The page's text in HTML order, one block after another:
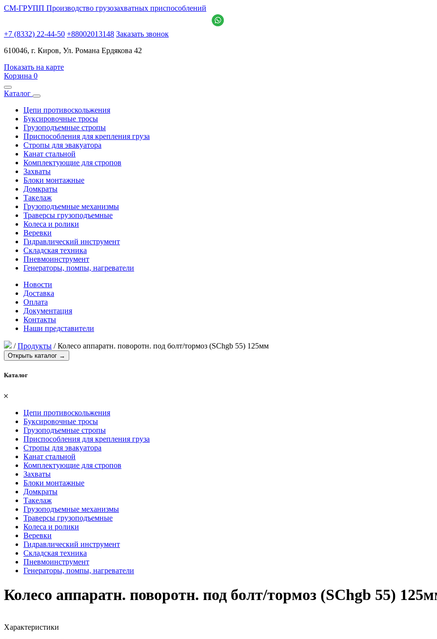
СМ-ГРУПП Производство грузозахватных приспособлений
+7 (8332) 22-44-50 +88002013148 Заказать звонок
610046, г. Киров, Ул. Романа Ердякова 42
Показать на карте
Корзина 0
Каталог
Цепи противоскольжения
Буксировочные тросы
Грузоподъемные стропы
Приспособления для крепления груза
Стропы для эвакуатора
Канат стальной
Комплектующие для стропов
Захваты
Блоки монтажные
Домкраты
Такелаж
Грузоподъемные механизмы
Траверсы грузоподъемные
Колеса и ролики
Веревки
Гидравлический инструмент
Складская техника
Пневмоинструмент
Генераторы, помпы, нагреватели
Новости
Доставка
Оплата
Документация
Контакты
Наши представители
/Продукты /Колесо аппаратн. поворотн. под болт/тормоз (SChgb 55) 125мм
Открыть каталог →
Каталог
𐄂
Цепи противоскольжения
Буксировочные тросы
Грузоподъемные стропы
Приспособления для крепления груза
Стропы для эвакуатора
Канат стальной
Комплектующие для стропов
Захваты
Блоки монтажные
Домкраты
Такелаж
Грузоподъемные механизмы
Траверсы грузоподъемные
Колеса и ролики
Веревки
Гидравлический инструмент
Складская техника
Пневмоинструмент
Генераторы, помпы, нагреватели
Колесо аппаратн. поворотн. под болт/тормоз (SChgb 55)
Характеристики